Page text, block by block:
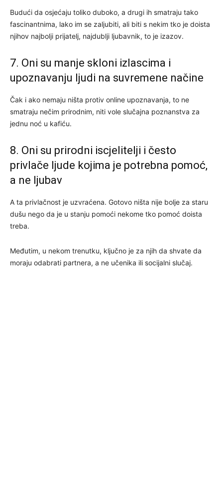
Budući da osjećaju toliko duboko, a drugi ih smatraju tako
fascinantnima, lako im se zaljubiti, ali biti s nekim tko je doista
njihov najbolji prijatelj, najdublji ljubavnik, to je izazov.
7. Oni su manje skloni izlascima i
upoznavanju ljudi na suvremene načine
Čak i ako nemaju ništa protiv online upoznavanja, to ne
smatraju nečim prirodnim, niti vole slučajna poznanstva za
jednu noć u kafiću.
8. Oni su prirodni iscjelitelji i često
privlače ljude kojima je potrebna pomoć,
a ne ljubav
A ta privlačnost je uzvraćena. Gotovo ništa nije bolje za staru
dušu nego da je u stanju pomoći nekome tko pomoć doista
treba.
Međutim, u nekom trenutku, ključno je za njih da shvate da
moraju odabrati partnera, a ne učenika ili socijalni slučaj.